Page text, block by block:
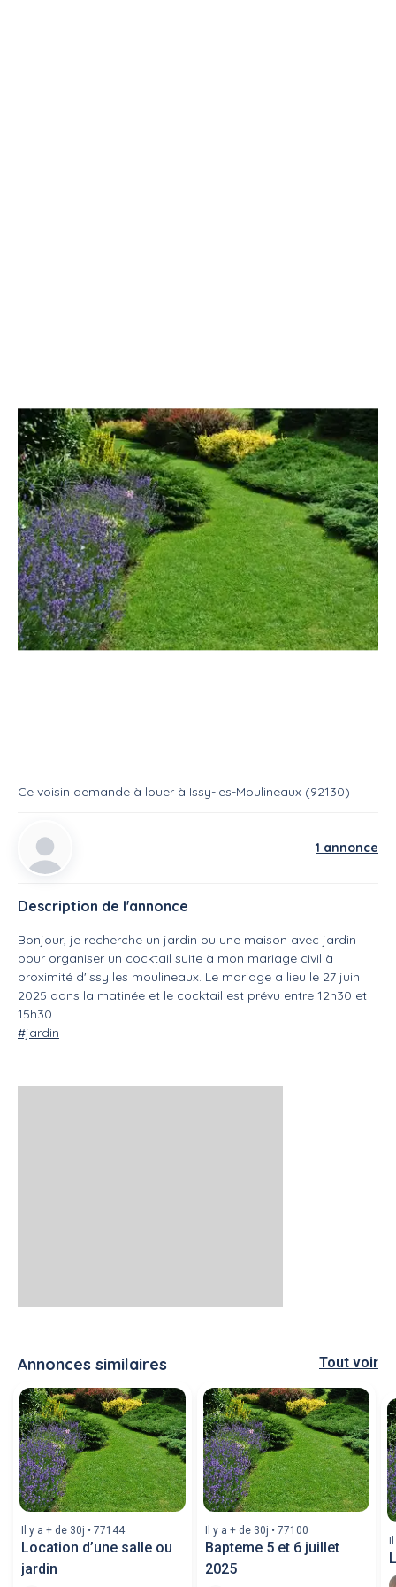
Location Salle Jardin privé
Cherche jardin pour organiser un
cocktail
Location Jardin
Ce voisin demande à louer à Issy-les-Moulineaux (92130)
1 annonce
Description de l'annonce
Bonjour, je recherche un jardin ou une maison avec jardin
pour organiser un cocktail suite à mon mariage civil à
proximité d'issy les moulineaux. Le mariage a lieu le 27 juin
2025 dans la matinée et le cocktail est prévu entre 12h30 et
15h30.
#jardin
Annonces similaires Tout voir
Il y a + de 30j • 77144
Location d’une salle ou
jardin
Il y a + de 30j • 77100
Bapteme 5 et 6 juillet
2025
Il